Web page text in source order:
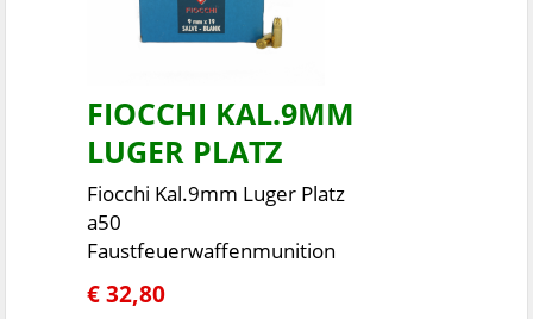
FIOCCHI KAL.9MM
LUGER PLATZ
Fiocchi Kal.9mm Luger Platz
a50
Faustfeuerwaffenmunition
€ 32,80